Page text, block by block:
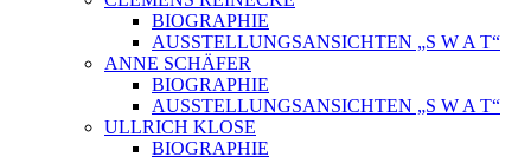
BIOGRAPHIE
AUSSTELLUNGSANSICHTEN „S W A T“
ANNE SCHÄFER
BIOGRAPHIE
AUSSTELLUNGSANSICHTEN „S W A T“
ULLRICH KLOSE
BIOGRAPHIE